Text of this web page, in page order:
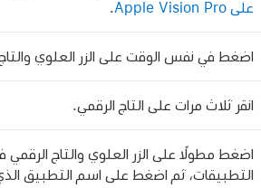
على Apple Vision Pro
.
اضغط في نفس الوقت على الزر العلوي والتاج
انقر ثلاث مرات على التاج الرقمي.
اضغط مطولًا على الزر العلوي والتاج
التطبيقات، ثم اضغط على اسم التطبيق